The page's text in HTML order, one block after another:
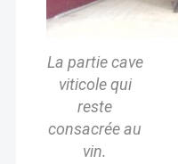
La partie cave
viticole qui
reste
consacrée au
vin.